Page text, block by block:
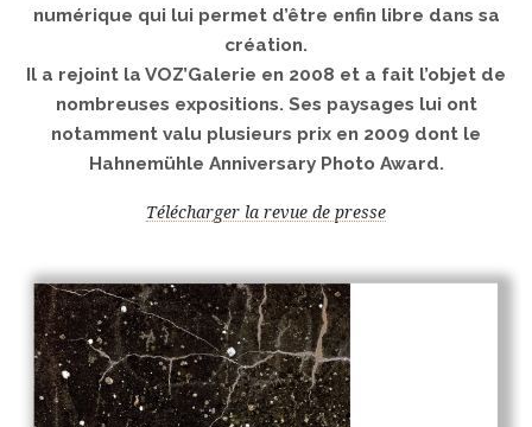
numérique qui lui permet d’être enfin libre dans sa
création.
Il a rejoint la VOZ’Galerie en 2008 et a fait l’objet de
nombreuses expositions. Ses paysages lui ont
notamment valu plusieurs prix en 2009 dont le
Hahnemühle Anniversary Photo Award.
Télécharger la revue de presse